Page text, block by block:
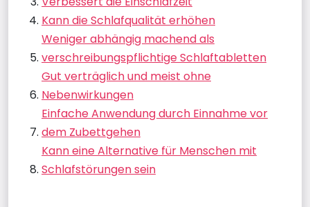
Kann die Schlafqualität erhöhen
Weniger abhängig machend als
verschreibungspflichtige Schlaftabletten
Gut verträglich und meist ohne
Nebenwirkungen
Einfache Anwendung durch Einnahme vor
dem Zubettgehen
Kann eine Alternative für Menschen mit
Schlafstörungen sein